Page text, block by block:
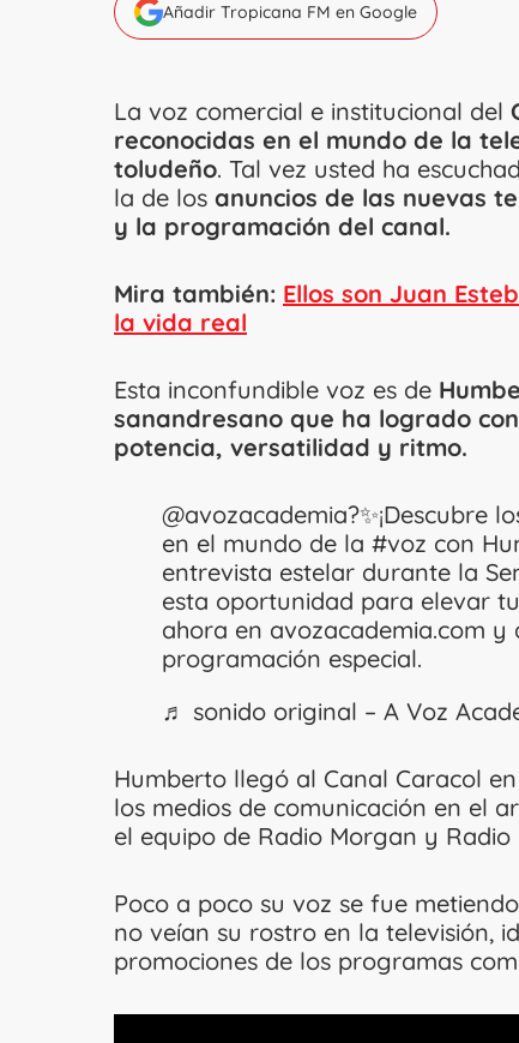
Añadir Tropicana FM en Google
La voz comercial e institucional del
reconocidas en el mundo de la
toludeño. Tal vez usted ha
la de los anuncios de las nuevas
y la programación del canal.
Mira también: Ellos son Juan
la vida real
Esta inconfundible voz es de
sanandresano que ha logrado
potencia, versatilidad y ritmo.
@avozacademia?️✨¡Descubre
en el mundo de la #voz con
entrevista estelar durante la
esta oportunidad para elevar
ahora en avozacademia.com
programación especial.
♬ sonido original – A Voz
Humberto llegó al Canal Caracol
los medios de comunicación en el
el equipo de Radio Morgan y Radio
Poco a poco su voz se fue
no veían su rostro en la televisión,
promociones de los programas